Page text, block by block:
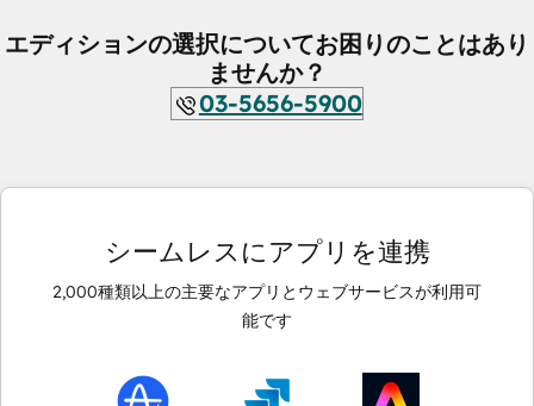
エディションの選択についてお困りのことはあり
ませんか？
03-5656-5900
シームレスにアプリを連携
2,000種類以上の主要なアプリとウェブサービスが利用可
能です